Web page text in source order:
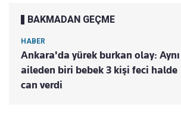
BAKMADAN GEÇME
HABER
Ankara'da yürek burkan olay: Aynı
aileden biri bebek 3 kişi feci halde
can verdi